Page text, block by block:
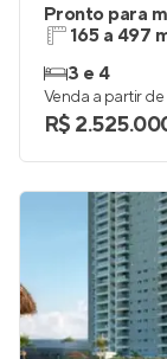
Pronto para
165 a 497
3 e 4
Venda a partir de
R$